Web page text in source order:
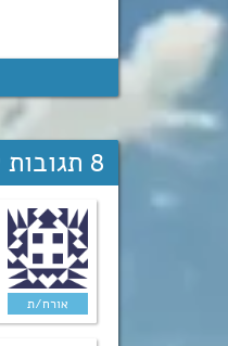
8 תגובות על “